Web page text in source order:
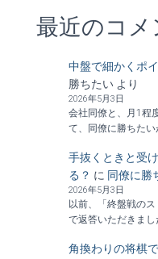
最近のコメ
中盤で細かくポ
勝ちたい より
2026年5月3日
会社同僚と、月1程
て、同僚に勝ちた
手抜くときと受
る？ に 同僚に勝
2026年5月3日
以前、「終盤戦の
で返答いただきま
角換わりの将棋